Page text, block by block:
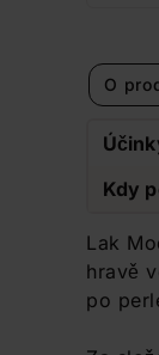
O
Kdy
Lak
hravě
po